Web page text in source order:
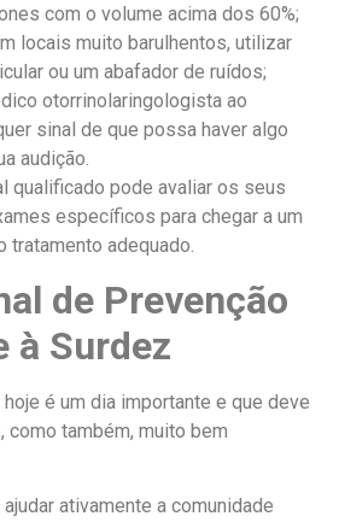
com o volume acima dos 60%;
locais muito barulhentos, utilizar
ou um abafador de ruídos;
otorrinolaringologista ao
sinal de que possa haver algo
audição.
qualificado pode avaliar os seus
específicos para chegar a um
adequado.
de Prevenção
à Surdez
é um dia importante e que deve
como também, muito bem
ativamente a comunidade